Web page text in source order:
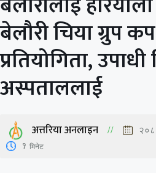
बेलौरी चिया ग्रुप
प्रतियोगिता, उपाधी
अस्पताललाई
अत्तरिया अनलाइन
1 मिनेट